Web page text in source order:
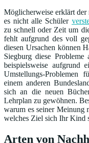
Möglicherweise erklärt der
es nicht alle Schüler
zu schnell oder Zeit um
fehlt aufgrund des voll
diesen Ursachen können
Siegburg diese
beispielsweise aufgrund
Umstellungs-Problemen
einem anderen
sich an die neuen
Lehrplan zu gewöhnen.
warum es seiner Meinung
welches Ziel sich Ihr Kind
Arten von